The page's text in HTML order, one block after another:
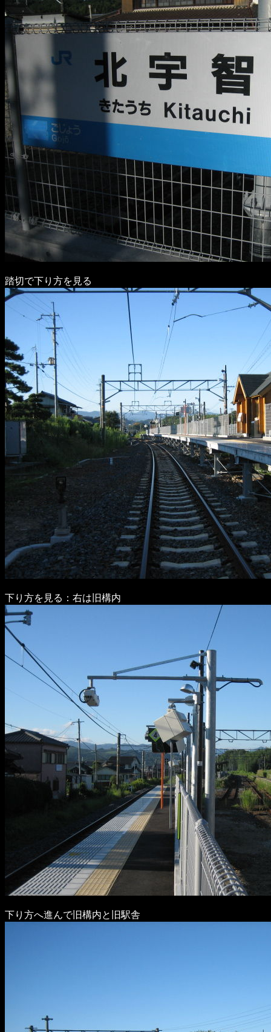
踏切で下り方を見る
下り方を見る：右は旧構内
下り方へ進んで旧構内と旧駅舎